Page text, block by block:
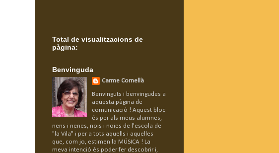
Total de visualitzacions de
pàgina:
Benvinguda
Carme Cornellà
Benvinguts i benvingudes a
aquesta pàgina de
comunicació ! Aquest bloc
és per als meus alumnes,
nens i nenes, nois i noies de l'escola de
"la Vila" i per a tots aquells i aquelles
que, com jo, estimen la MÚSICA ! La
meva intenció és poder fer descobrir i,